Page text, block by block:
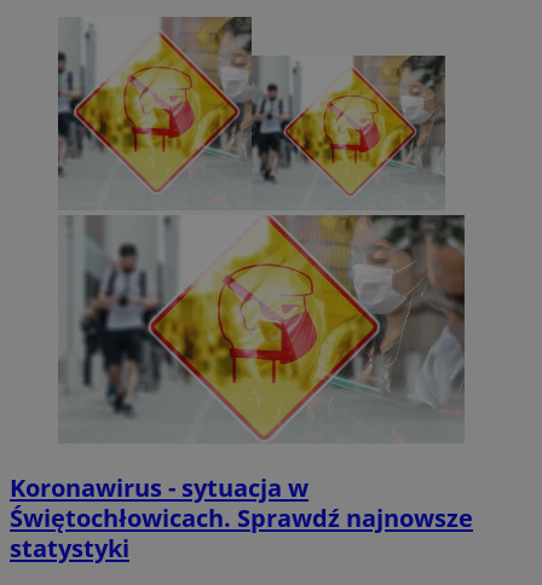
Koronawirus - sytuacja w
Świętochłowicach. Sprawdź najnowsze
statystyki